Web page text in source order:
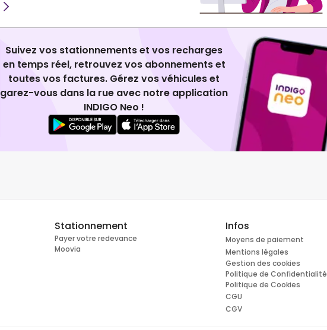
Suivez vos stationnements et vos recharges
en temps réel, retrouvez vos abonnements et
toutes vos factures. Gérez vos véhicules et
garez-vous dans la rue avec notre application
INDIGO Neo !
Stationnement
Payer votre redevance
Moovia
Infos
Moyens de paiement
Mentions légales
Gestion des cookies
Politique de Confidentialité
Politique de Cookies
CGU
CGV